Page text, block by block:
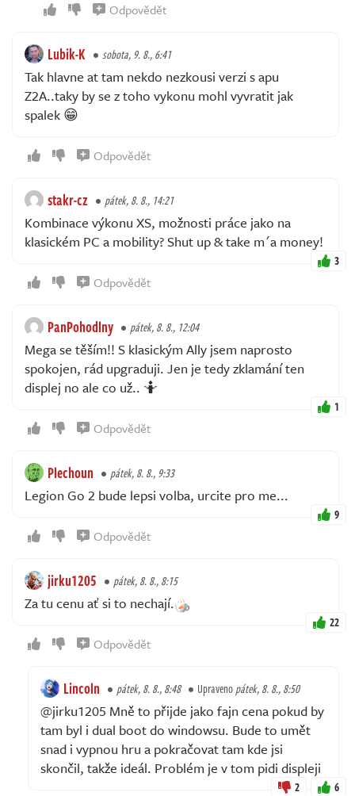
Odpovědět
Lubik-K sobota, 9. 8., 6:41
Tak hlavne at tam nekdo nezkousi verzi s apu
Z2A..taky by se z toho vykonu mohl vyvratit jak
spalek 😁
Odpovědět
stakr-cz pátek, 8. 8., 14:21
Kombinace výkonu XS, možnosti práce jako na
klasickém PC a mobility? Shut up & take m´a money!
3
Odpovědět
PanPohodlny pátek, 8. 8., 12:04
Mega se těším!! S klasickým Ally jsem naprosto
spokojen, rád upgraduji. Jen je tedy zklamání ten
displej no ale co už.. 🤷
1
Odpovědět
Plechoun pátek, 8. 8., 9:33
Legion Go 2 bude lepsi volba, urcite pro me...
9
Odpovědět
jirku1205 pátek, 8. 8., 8:15
Za tu cenu ať si to nechají.
22
Odpovědět
Lincoln pátek, 8. 8., 8:48 Upravenopátek, 8. 8., 8:50
@jirku1205 Mně to přijde jako fajn cena pokud by
tam byl i dual boot do windowsu. Bude to umět
snad i vypnou hru a pokračovat tam kde jsi
skončil, takže ideál. Problém je v tom pidi displeji
2 6